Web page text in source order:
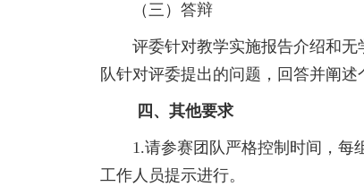
（三）答辩
评委针对教学实施报告介绍和
队针对评委提出的问题，回答并阐
四、其他要求
1.请参赛团队严格控制时间，每
工作人员提示进行。